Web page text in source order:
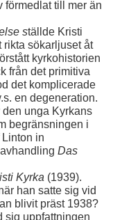
förmedlat till mer än
ställde Kristi
rikta sökarljuset åt
kyrkohistorien
från det primitiva
det komplicerade
en degeneration.
unga Kyrkans
begränsningen i
in
Das
Kyrka (1939).
han satte sig vid
blivit präst 1938?
sig uppfattningen